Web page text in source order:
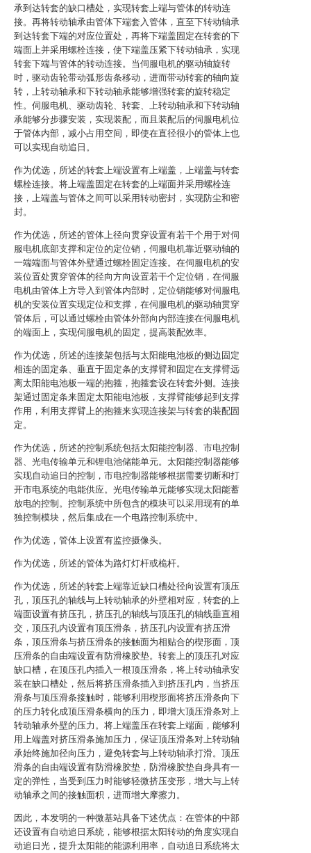
承到达转套的缺口槽处，实现转套上端与管体的转动连
接。再将转动轴承由管体下端套入管体，直至下转动轴承
到达转套下端的对应位置处，再将下端盖固定在转套的下
端面上并采用螺栓连接，使下端盖压紧下转动轴承，实现
转套下端与管体的转动连接。当伺服电机的驱动轴旋转
时，驱动齿轮带动弧形齿条移动，进而带动转套的轴向旋
转，上转动轴承和下转动轴承能够增强转套的旋转稳定
性。伺服电机、驱动齿轮、转套、上转动轴承和下转动轴
承能够分步骤安装，实现装配，而且装配后的伺服电机位
于管体内部，减小占用空间，即使在直径很小的管体上也
可以实现自动追日。
作为优选，所述的转套上端设置有上端盖，上端盖与转套
螺栓连接。将上端盖固定在转套的上端面并采用螺栓连
接，上端盖与管体之间可以采用转动密封，实现防尘和密
封。
作为优选，所述的管体上径向贯穿设置有若干个用于对伺
服电机底部支撑和定位的定位销，伺服电机靠近驱动轴的
一端端面与管体外壁通过螺栓固定连接。在伺服电机的安
装位置处贯穿管体的径向方向设置若干个定位销，在伺服
电机由管体上方导入到管体内部时，定位销能够对伺服电
机的安装位置实现定位和支撑，在伺服电机的驱动轴贯穿
管体后，可以通过螺栓由管体外部向内部连接在伺服电机
的端面上，实现伺服电机的固定，提高装配效率。
作为优选，所述的连接架包括与太阳能电池板的侧边固定
相连的固定条、垂直于固定条的支撑臂和固定在支撑臂远
离太阳能电池板一端的抱箍，抱箍套设在转套外侧。连接
架通过固定条来固定太阳能电池板，支撑臂能够起到支撑
作用，利用支撑臂上的抱箍来实现连接架与转套的装配固
定。
作为优选，所述的控制系统包括太阳能控制器、市电控制
器、光电传输单元和锂电池储能单元。太阳能控制器能够
实现自动追日的控制，市电控制器能够根据需要切断和打
开市电系统的电能供应。光电传输单元能够实现太阳能蓄
放电的控制。控制系统中所包含的模块可以采用现有的单
独控制模块，然后集成在一个电路控制系统中。
作为优选，管体上设置有监控摄像头。
作为优选，所述的管体为路灯灯杆或桅杆。
作为优选，所述的转套上端靠近缺口槽处径向设置有顶压
孔，顶压孔的轴线与上转动轴承的外壁相对应，转套的上
端面设置有挤压孔，挤压孔的轴线与顶压孔的轴线垂直相
交，顶压孔内设置有顶压滑条，挤压孔内设置有挤压滑
条，顶压滑条与挤压滑条的接触面为相贴合的楔形面，顶
压滑条的自由端设置有防滑橡胶垫。转套上的顶压孔对应
缺口槽，在顶压孔内插入一根顶压滑条，将上转动轴承安
装在缺口槽处，然后将挤压滑条插入到挤压孔内，当挤压
滑条与顶压滑条接触时，能够利用楔形面将挤压滑条向下
的压力转化成顶压滑条横向的压力，即增大顶压滑条对上
转动轴承外壁的压力。将上端盖压在转套上端面，能够利
用上端盖对挤压滑条施加压力，保证顶压滑条对上转动轴
承始终施加径向压力，避免转套与上转动轴承打滑。顶压
滑条的自由端设置有防滑橡胶垫，防滑橡胶垫自身具有一
定的弹性，当受到压力时能够轻微挤压变形，增大与上转
动轴承之间的接触面积，进而增大摩擦力。
因此，本发明的一种微基站具备下述优点：在管体的中部
还设置有自动追日系统，能够根据太阳转动的角度实现自
动追日光，提升太阳能的能源利用率，自动追日系统将太